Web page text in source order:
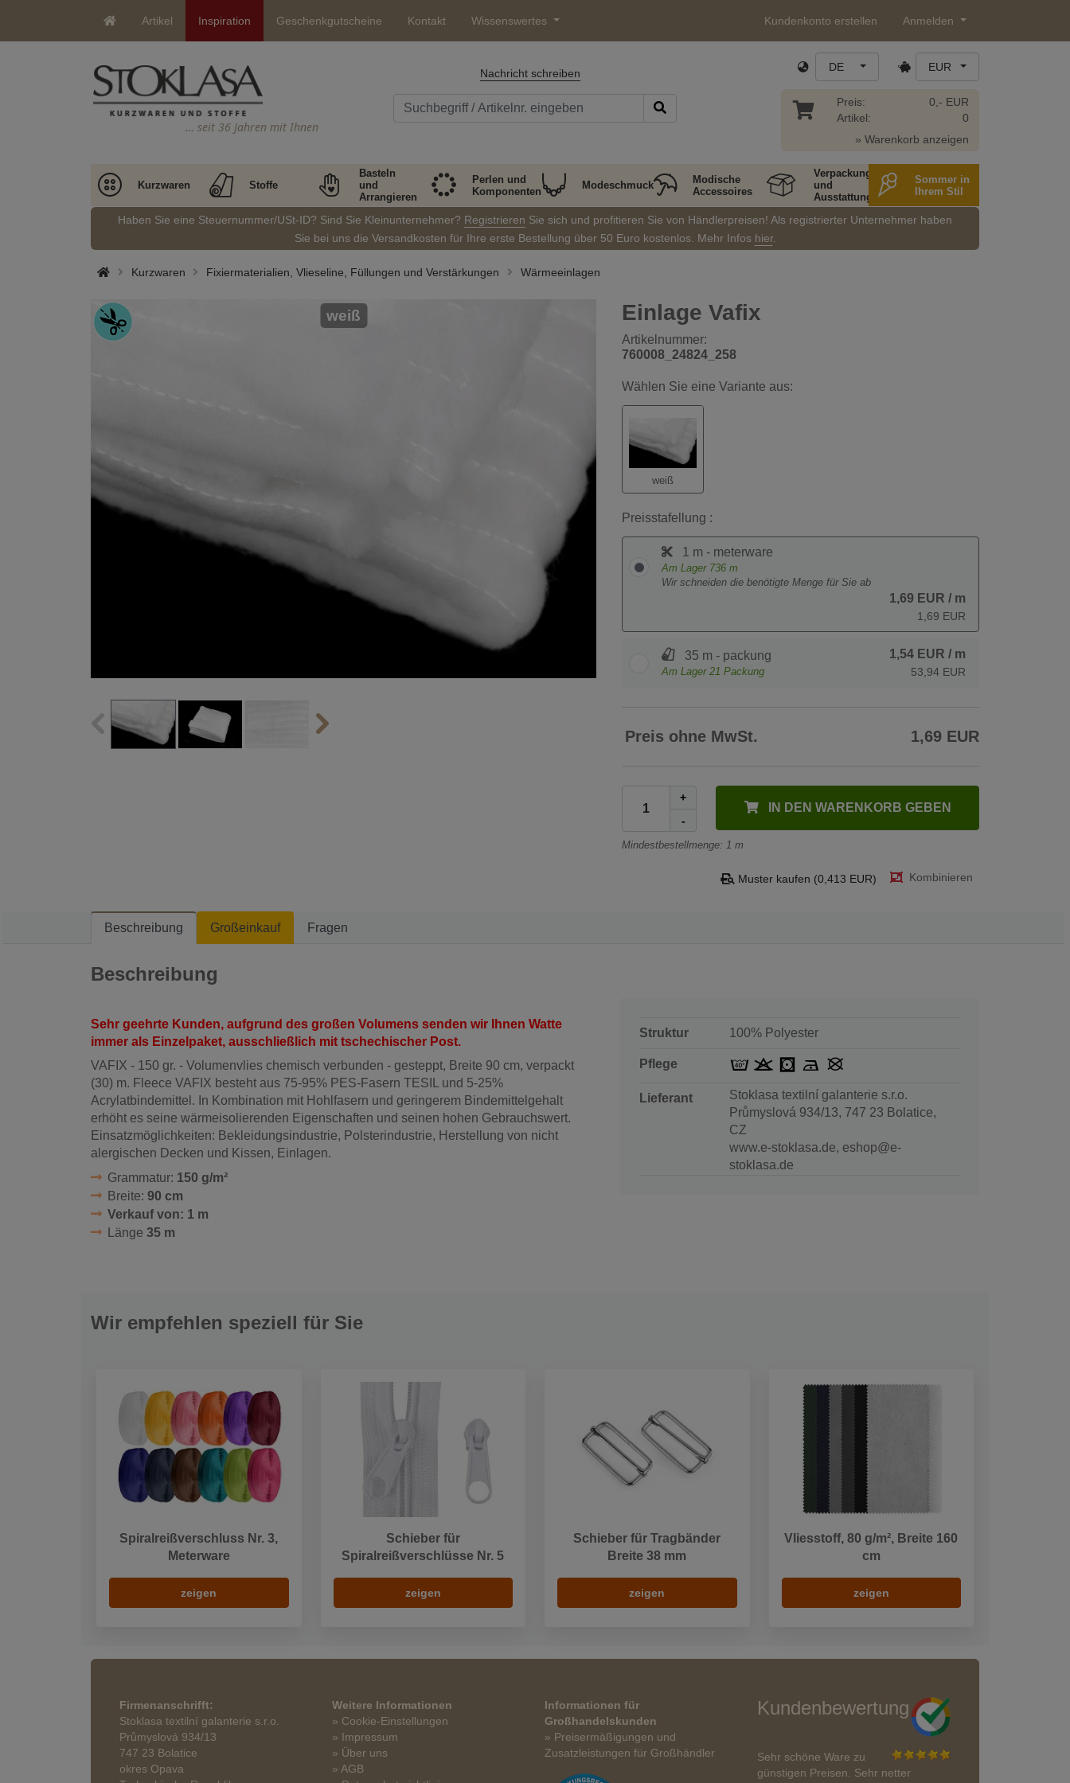
Artikel Inspiration Geschenkgutscheine Kontakt Wissenswertes Kundenkonto erstellen Anmelden
… seit 36 Jahren mit Ihnen
Nachricht schreiben DE EUR
Preis:
Artikel:
0,- EUR
0
» Warenkorb anzeigen
Kurzwaren Stoffe
Basteln
und
Arrangieren
Perlen und
Komponenten
Modeschmuck
Modische
Accessoires
Verpackung
und
Ausstattung
Sommer in
Ihrem Stil
Haben Sie eine Steuernummer/USt-ID? Sind Sie Kleinunternehmer? Registrieren Sie sich und profitieren Sie von Händlerpreisen! Als registrierter Unternehmer haben
Sie bei uns die Versandkosten für Ihre erste Bestellung über 50 Euro kostenlos. Mehr Infos hier.
Kurzwaren Fixiermaterialien, Vlieseline, Füllungen und Verstärkungen Wärmeeinlagen
Einlage Vafix
Artikelnummer:
760008_24824_258
weiß
Wählen Sie eine Variante aus:
weiß
Preisstafellung :
1 m - meterware
Am Lager 736 m
Wir schneiden die benötigte Menge für Sie ab
1,69 EUR / m
1,69 EUR
35 m - packung
Am Lager 21 Packung
1,54 EUR / m
53,94 EUR
Preis ohne MwSt. 1,69 EUR
+
-
IN DEN WARENKORB GEBEN
Mindestbestellmenge: 1 m
Muster kaufen (0,413 EUR) Kombinieren
Beschreibung Großeinkauf Fragen
Beschreibung
Sehr geehrte Kunden, aufgrund des großen Volumens senden wir Ihnen Watte
immer als Einzelpaket, ausschließlich mit tschechischer Post.
VAFIX - 150 gr. - Volumenvlies chemisch verbunden - gesteppt, Breite 90 cm, verpackt
(30) m. Fleece VAFIX besteht aus 75-95% PES-Fasern TESIL und 5-25%
Acrylatbindemittel. In Kombination mit Hohlfasern und geringerem Bindemittelgehalt
erhöht es seine wärmeisolierenden Eigenschaften und seinen hohen Gebrauchswert.
Einsatzmöglichkeiten: Bekleidungsindustrie, Polsterindustrie, Herstellung von nicht
alergischen Decken und Kissen, Einlagen.
Grammatur: 150 g/m²
Breite: 90 cm
Verkauf von: 1 m
Länge 35 m
Struktur 100% Polyester
Pflege
Lieferant
Stoklasa textilní galanterie s.r.o.
Průmyslová 934/13, 747 23 Bolatice,
CZ
www.e-stoklasa.de, eshop@e-
stoklasa.de
Wir empfehlen speziell für Sie
Spiralreißverschluss Nr. 3,
Meterware
zeigen
Schieber für
Spiralreißverschlüsse Nr. 5
zeigen
Schieber für Tragbänder
Breite 38 mm
zeigen
Vliesstoff, 80 g/m², Breite 160
cm
zeigen
Firmenanschrifft:
Stoklasa textilní galanterie s.r.o.
Průmyslová 934/13
747 23 Bolatice
okres Opava
Weitere Informationen
» Cookie-Einstellungen
» Impressum
» Über uns
» AGB
Informationen für
Großhandelskunden
» Preisermäßigungen und
Zusatzleistungen für Großhändler
Kundenbewertung
Sehr schöne Ware zu
günstigen Preisen. Sehr netter